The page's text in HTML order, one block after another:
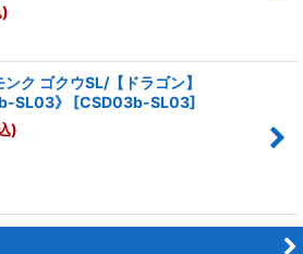
ンク ゴクウSL/【ドラゴン】
SL03》
[CSD03b-SL03]
)